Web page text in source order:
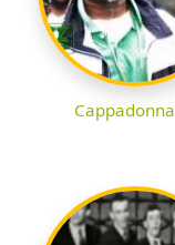
Cappadonna